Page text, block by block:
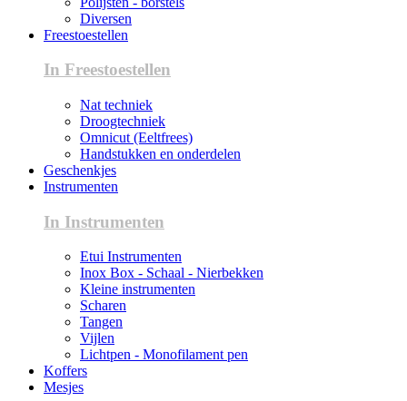
Diversen
Freestoestellen
In Freestoestellen
Nat techniek
Droogtechniek
Omnicut (Eeltfrees)
Handstukken en onderdelen
Geschenkjes
Instrumenten
In Instrumenten
Etui Instrumenten
Inox Box - Schaal - Nierbekken
Kleine instrumenten
Scharen
Tangen
Vijlen
Lichtpen - Monofilament pen
Koffers
Mesjes